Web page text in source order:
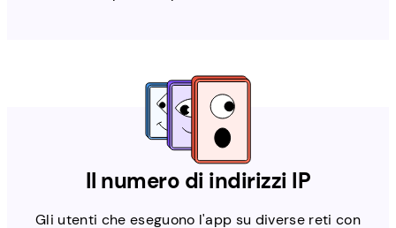
Il numero di indirizzi IP
Gli utenti che eseguono l'app su diverse reti con